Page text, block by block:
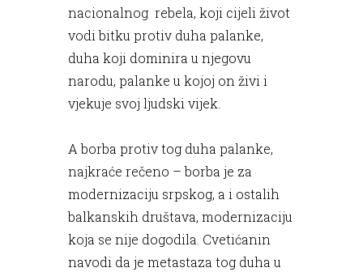
nacionalnog rebela, koji cijeli život
vodi bitku protiv duha palanke,
duha koji dominira u njegovu
narodu, palanke u kojoj on živi i
vjekuje svoj ljudski vijek.
A borba protiv tog duha palanke,
najkraće rečeno – borba je za
modernizaciju srpskog, a i ostalih
balkanskih društava, modernizaciju
koja se nije dogodila. Cvetićanin
navodi da je metastaza tog duha u